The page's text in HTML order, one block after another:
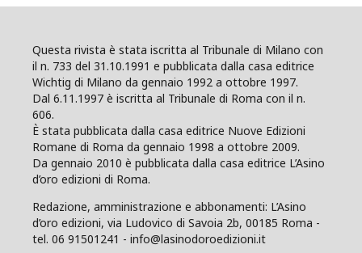
Questa rivista è stata iscritta al Tribunale di Milano con
il n. 733 del 31.10.1991 e pubblicata dalla casa editrice
Wichtig di Milano da gennaio 1992 a ottobre 1997.
Dal 6.11.1997 è iscritta al Tribunale di Roma con il n.
606.
È stata pubblicata dalla casa editrice Nuove Edizioni
Romane di Roma da gennaio 1998 a ottobre 2009.
Da gennaio 2010 è pubblicata dalla casa editrice L’Asino
d’oro edizioni di Roma.
Redazione, amministrazione e abbonamenti: L’Asino
d’oro edizioni, via Ludovico di Savoia 2b, 00185 Roma -
tel. 06 91501241 - info@lasinodoroedizioni.it